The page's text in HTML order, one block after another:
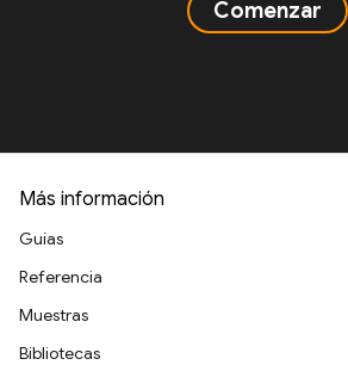
Comenzar
Más información
Guías
Referencia
Muestras
Bibliotecas